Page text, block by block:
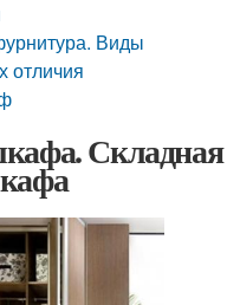
Виды
отличия
Складная